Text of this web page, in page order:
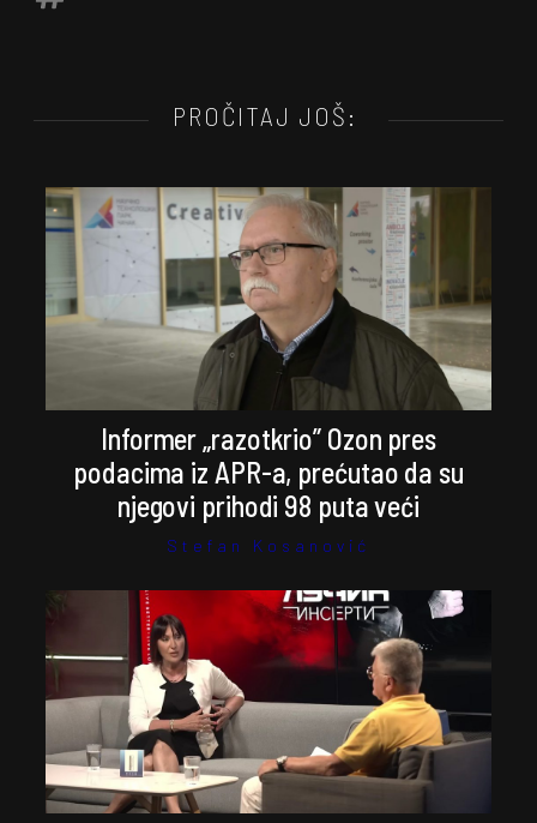
PROČITAJ JOŠ:
Informer „razotkrio” Ozon pres
podacima iz APR-a, prećutao da su
njegovi prihodi 98 puta veći
Stefan Kosanović